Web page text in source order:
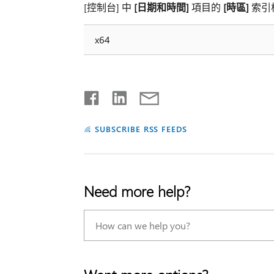
[控制台] 中 [日期和時間] 項目的 [時區] 索引
x64
SUBSCRIBE RSS FEEDS
Need more help?